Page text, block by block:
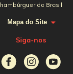
hambúrguer do Brasil
Mapa do Site
Siga-nos